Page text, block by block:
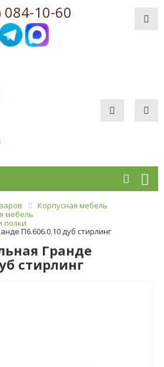
084-10-60
Корпусная мебель
мебель
полки
П6.606.0.10 дуб стирлинг
Гранде
стирлинг